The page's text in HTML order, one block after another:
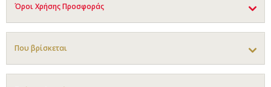
Όροι Χρήσης Προσφοράς
Που βρίσκεται